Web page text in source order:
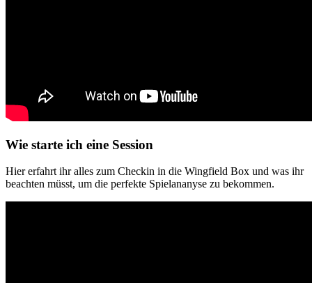
Wie starte ich eine Session
Hier erfahrt ihr alles zum Checkin in die Wingfield Box und was ihr
beachten müsst, um die perfekte Spielananyse zu bekommen.